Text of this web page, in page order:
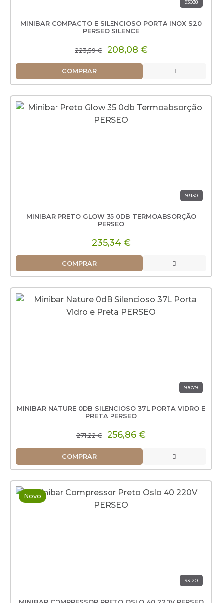
93038
MINIBAR COMPACTO E SILENCIOSO PORTA INOX S20
PERSEO SILENCE
223,59 € 208,08 €
COMPRAR
93130
MINIBAR PRETO GLOW 35 0DB TERMOABSORÇÃO
PERSEO
235,34 €
COMPRAR
93079
MINIBAR NATURE 0DB SILENCIOSO 37L PORTA VIDRO E
PRETA PERSEO
271,22 € 256,86 €
COMPRAR
Novo
93120